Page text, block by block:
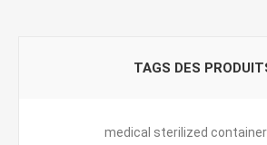
TAGS DES
medical sterilized